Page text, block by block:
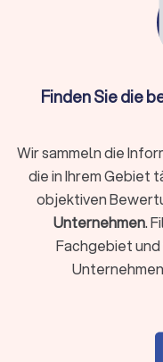
Nicht in jeder Situation
erforderlich. Für
ohne Zusatzeinkünfte
ein
besonders, wenn Sie:
Unternehmen führen
Einkünfte aus
Einkunftsarten haben
Komplexe
Auslandseinkünfte,
Laufende
Steueroptimierung
Finden Sie die
Wir sammeln die
die in Ihrem Gebiet
objektiven
Unternehmen.
Fachgebiet